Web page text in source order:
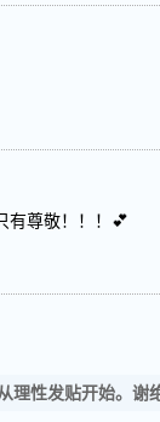
有尊敬！！！💕
理性发贴开始。谢